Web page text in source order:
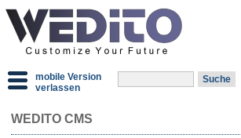
mobile Version
verlassen
WEDITO CMS